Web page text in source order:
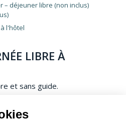
– déjeuner libre (non inclus)
l'hôtel
LIBRE À
et sans guide.
l'hôtel – déjeuner libre
(non inclus)